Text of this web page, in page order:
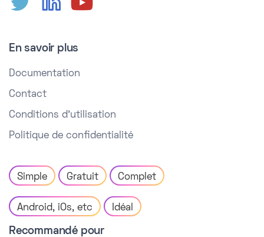
En savoir plus
Documentation
Contact
Conditions d'utilisation
Politique de confidentialité
Simple Gratuit Complet
Android, iOs, etc Idéal
Recommandé pour